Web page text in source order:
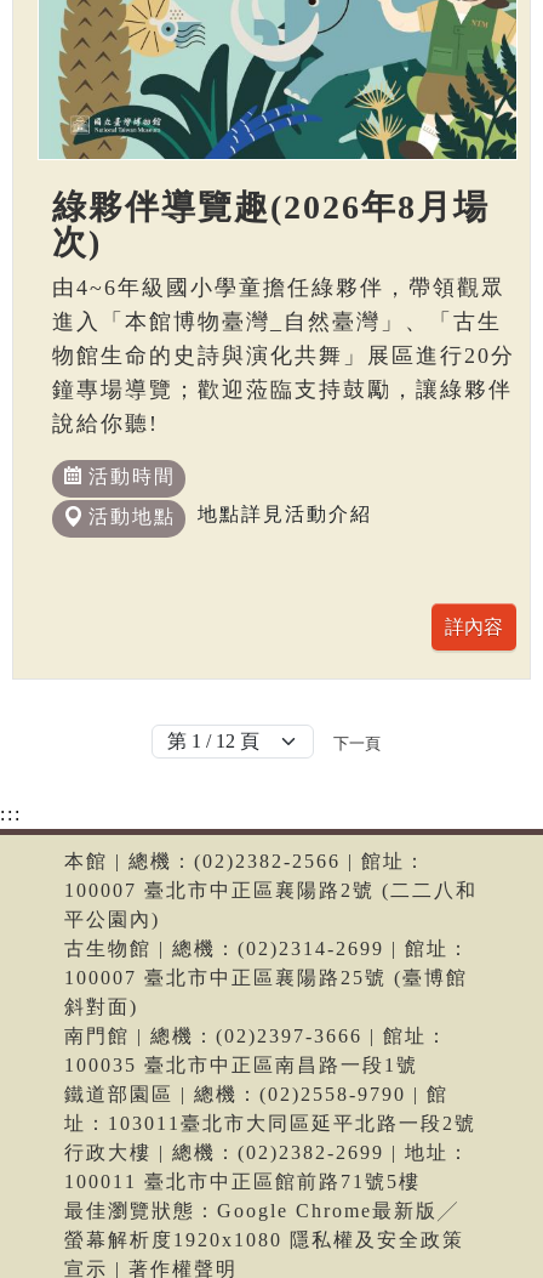
綠夥伴導覽趣(2026年8月場
次)
由4~6年級國小學童擔任綠夥伴，帶領觀眾
進入「本館博物臺灣_自然臺灣」、「古生
物館生命的史詩與演化共舞」展區進行20分
鐘專場導覽；歡迎蒞臨支持鼓勵，讓綠夥伴
說給你聽!
活動時間
活動地點
地點詳見活動介紹
下一頁
:::
本館 | 總機：(02)2382-2566 | 館址：
100007 臺北市中正區襄陽路2號 (二二八和
平公園內)
古生物館 | 總機：(02)2314-2699 | 館址：
100007 臺北市中正區襄陽路25號 (臺博館
斜對面)
南門館 | 總機：(02)2397-3666 | 館址：
100035 臺北市中正區南昌路一段1號
鐵道部園區 | 總機：(02)2558-9790 | 館
址：103011臺北市大同區延平北路一段2號
行政大樓 | 總機：(02)2382-2699 | 地址：
100011 臺北市中正區館前路71號5樓
最佳瀏覽狀態：Google Chrome最新版╱
螢幕解析度1920x1080 隱私權及安全政策
宣示 | 著作權聲明